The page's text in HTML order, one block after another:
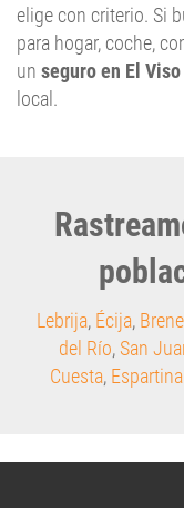
elige con criterio. Si
para hogar, coche,
un seguro en El
local.
Lebrija, Écija,
del Río, San
Cuesta,